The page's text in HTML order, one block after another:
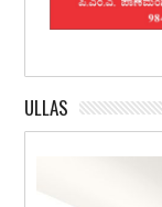
ULLAS